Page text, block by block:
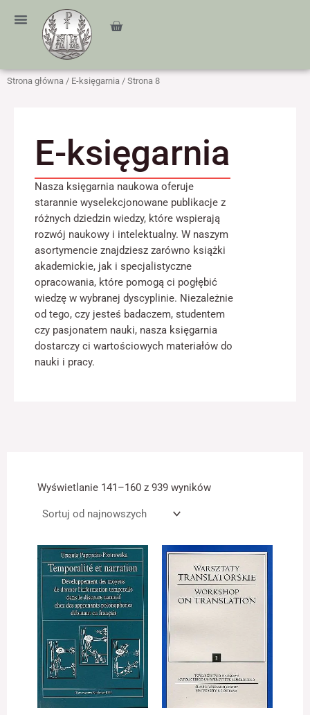
treści
Cart
Strona główna / E-księgarnia / Strona 8
E-księgarnia
Nasza księgarnia naukowa oferuje
starannie wyselekcjonowane publikacje z
różnych dziedzin wiedzy, które wspierają
rozwój naukowy i intelektualny. W naszym
asortymencie znajdziesz zarówno książki
akademickie, jak i specjalistyczne
opracowania, które pomogą ci pogłębić
wiedzę w wybranej dyscyplinie. Niezależnie
od tego, czy jesteś badaczem, studentem
czy pasjonatem nauki, nasza księgarnia
dostarczy ci wartościowych materiałów do
nauki i pracy.
Wyświetlanie 141–160 z 939 wynikówwedług
Statystyka
poprawić
funkcjonalność
i strukturę
strony
internetowej,
na podstawie
Doświadczenie
Aby nasza strona